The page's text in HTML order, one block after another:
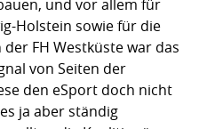
und vor allem für
Holstein sowie für die
FH Westküste war das
von Seiten der
den eSport doch nicht
ja aber ständig